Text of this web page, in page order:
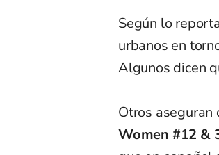
Según lo
urbanos en
Algunos dicen
Otros aseguran
Women #12 &